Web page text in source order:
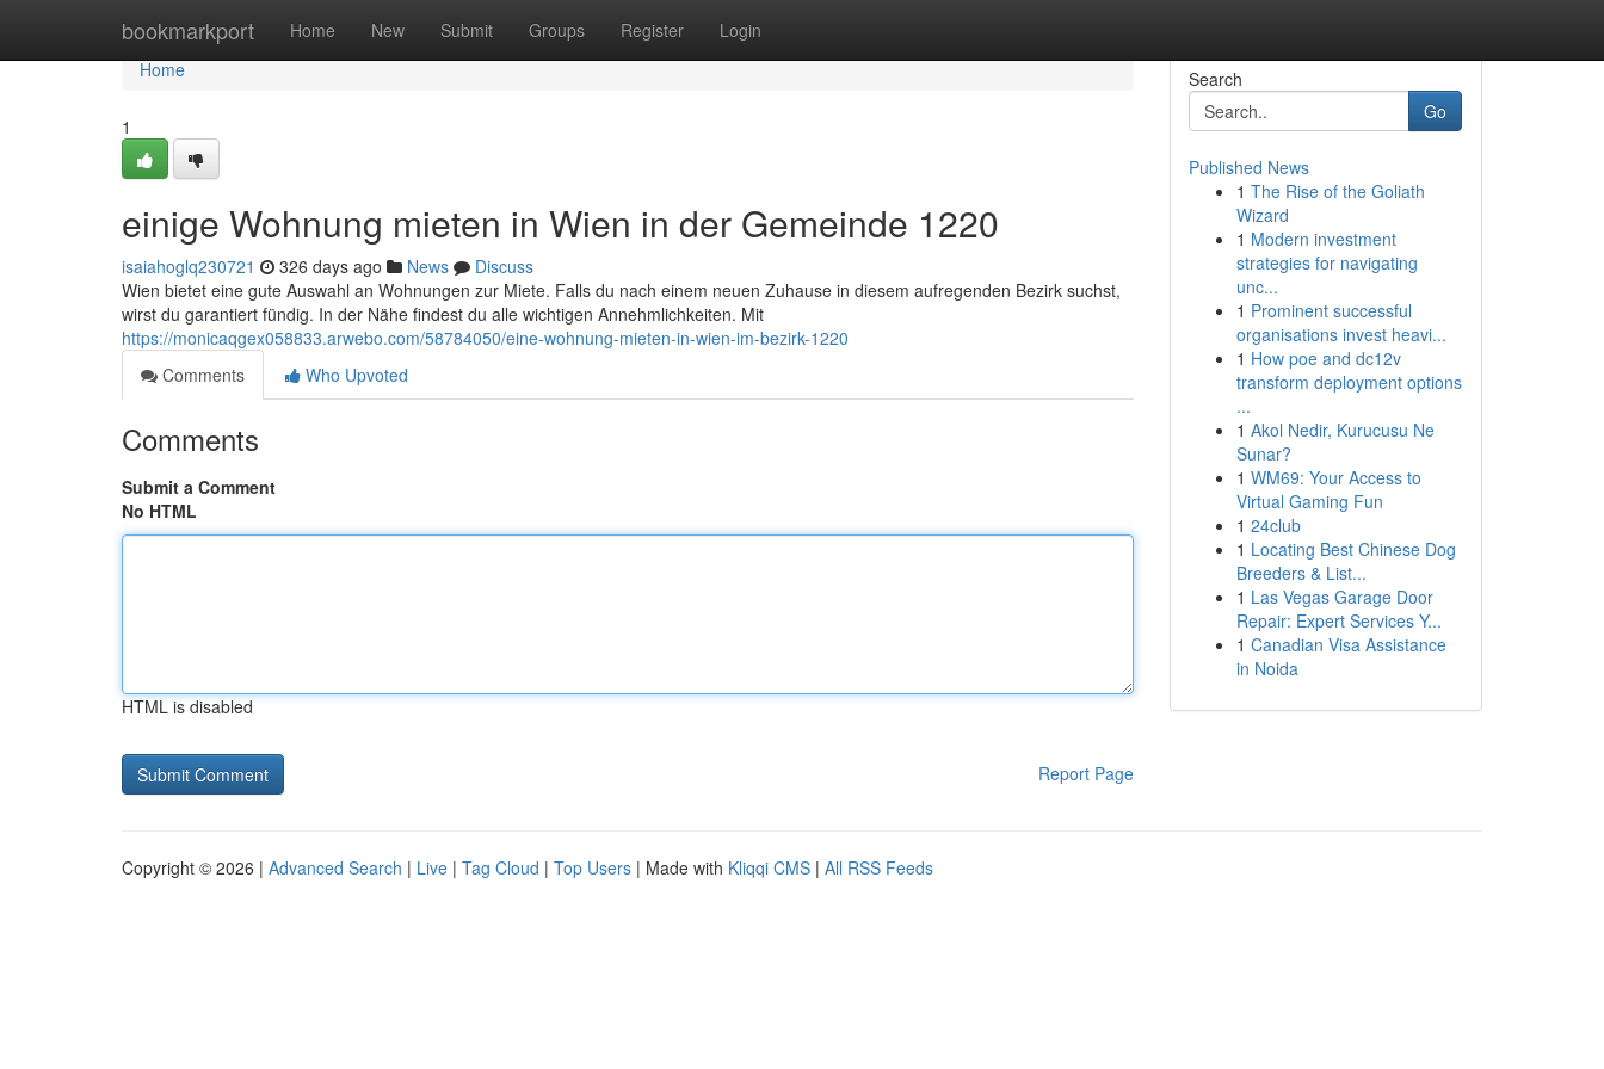
bookmarkport Home New Submit Groups Register Login
Home
Home
1
einige Wohnung mieten in Wien in der Gemeinde 1220
isaiahoglq230721 326 days ago News
Discuss
Wien bietet eine gute Auswahl an Wohnungen zur Miete. Falls du nach einem neuen Zuhause in diesem aufregenden Bezirk suchst,
wirst du garantiert fündig. In der Nähe findest du alle wichtigen Annehmlichkeiten. Mit
https://monicaqgex058833.arwebo.com/58784050/eine-wohnung-mieten-in-wien-im-bezirk-1220
Comments
Who Upvoted
Comments
Submit a Comment
No HTML
HTML is disabled
Report Page
Search
Go
Published News
1 The Rise of the Goliath
Wizard
1 Modern investment
strategies for navigating
unc...
1 Prominent successful
organisations invest heavi...
1 How poe and dc12v
transform deployment options
...
1 Akol Nedir, Kurucusu Ne
Sunar?
1 WM69: Your Access to
Virtual Gaming Fun
1 24club
1 Locating Best Chinese Dog
Breeders & List...
1 Las Vegas Garage Door
Repair: Expert Services Y...
1 Canadian Visa Assistance
in Noida
Copyright © 2026 | Advanced Search | Live | Tag Cloud | Top Users | Made with Kliqqi CMS | All RSS Feeds